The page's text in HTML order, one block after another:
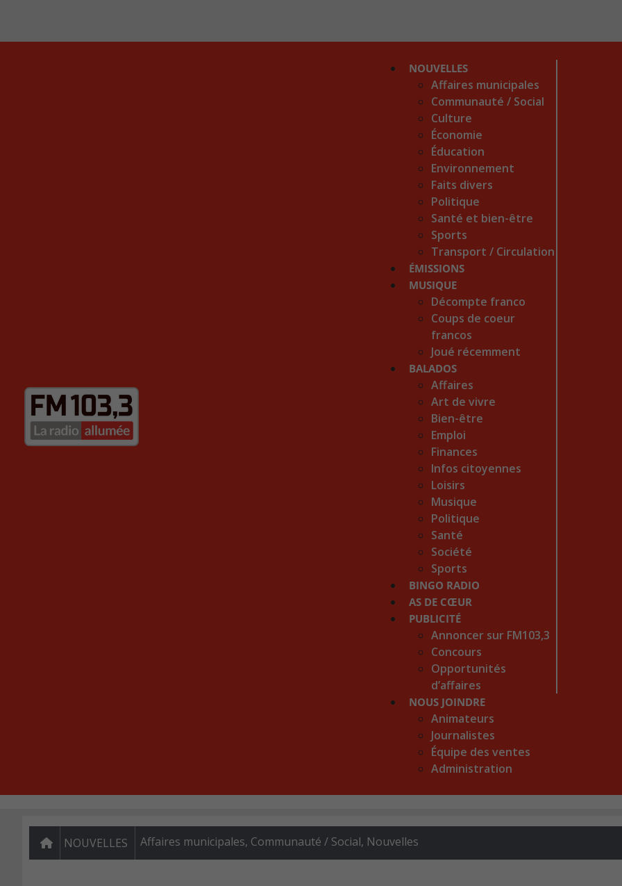
NOUVELLES
Affaires municipales
Communauté / Social
Culture
Économie
Éducation
Environnement
Faits divers
Politique
Santé et bien-être
Sports
Transport / Circulation
ÉMISSIONS
MUSIQUE
Décompte franco
Coups de coeur
francos
Joué récemment
BALADOS
Affaires
Art de vivre
Bien-être
Emploi
Finances
Infos citoyennes
Loisirs
Musique
Politique
Santé
Société
Sports
BINGO RADIO
AS DE CŒUR
PUBLICITÉ
Annoncer sur FM103,3
Concours
Opportunités
d’affaires
NOUS JOINDRE
Animateurs
Journalistes
Équipe des ventes
Administration
NOUVELLES Affaires municipales, Communauté / Social, Nouvelles